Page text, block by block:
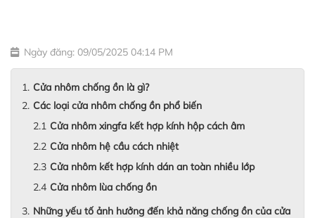
Ngày đăng: 09/05/2025 04:14 PM
Cửa nhôm chống ồn là gì?
Các loại cửa nhôm chống ồn phổ biến
Cửa nhôm xingfa kết hợp kính hộp cách âm
Cửa nhôm hệ cầu cách nhiệt
Cửa nhôm kết hợp kính dán an toàn nhiều lớp
Cửa nhôm lùa chống ồn
Những yếu tố ảnh hưởng đến khả năng chống ồn của cửa